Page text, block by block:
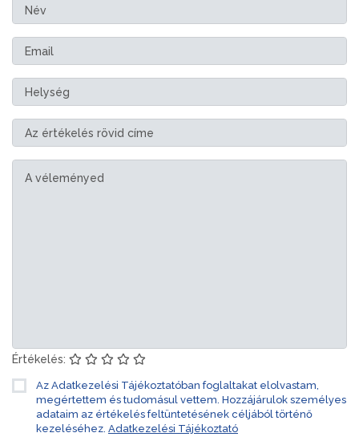
Értékelés:
Az Adatkezelési Tájékoztatóban foglaltakat elolvastam,
megértettem és tudomásul vettem. Hozzájárulok személyes
adataim az értékelés feltüntetésének céljából történő
kezeléséhez. Adatkezelési Tájékoztató